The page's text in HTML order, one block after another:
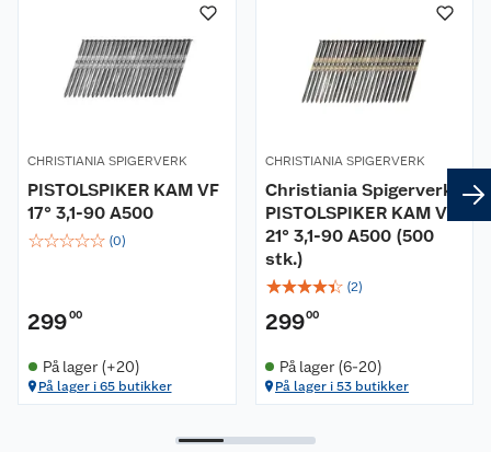
CHRISTIANIA SPIGERVERK
PISTOLSPIKER KAM VF
17° 3,1-90 A500
☆☆☆☆☆ (0)
29900
På lager (+20)
På lager i 65 butikker
CHRISTIANIA SPIGERVERK
Christiania Spigerverk
PISTOLSPIKER KAM VF
21° 3,1-90 A500 (500
stk.)
☆☆☆☆☆ (2)
29900
På lager (6-20)
På lager i 53 butikker
Butikker
Retur- og angrerett
Reklamasjon
Leie tilhenger
Våre merkevarer
Kjøpsvilkår
Personvern
Bærekraft
Lavprisløfte
Retur av el-avfall
Hageinspirasjon
Oppussing med utemaling
Et varmere hjem
Gulv